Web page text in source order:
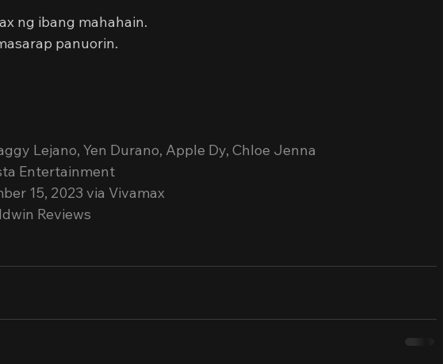
ng ibang mahahain.
panuorin.
Lejano, Yen Durano, Apple Dy, Chloe Jenna
Entertainment
15, 2023 via Vivamax
Reviews